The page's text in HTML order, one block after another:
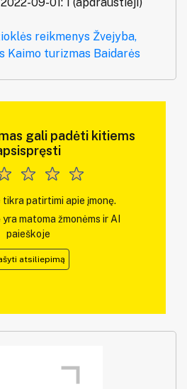
reikmenys Žvejyba,
Kaimo turizmas Baidarės
gali padėti kitiems
patirtimi apie įmonę.
yra matoma žmonėms ir AI
paieškoje
atsiliepimą